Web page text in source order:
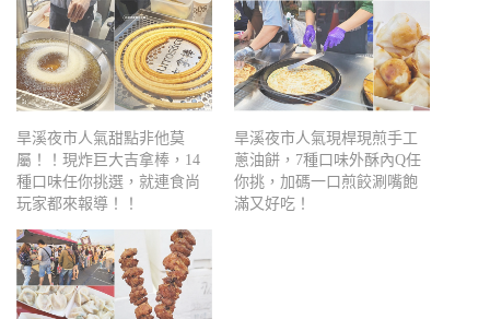
旱溪夜市人氣甜點非他莫
屬！！現炸巨大吉拿棒，14
種口味任你挑選，就連食尚
玩家都來報導！！
旱溪夜市人氣現桿現煎手工
蔥油餅，7種口味外酥內Q任
你挑，加碼一口煎餃涮嘴飽
滿又好吃！